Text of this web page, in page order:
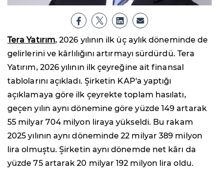
Tera Yatırım, 2026 yılının ilk üç aylık döneminde de
gelirlerini ve kârlılığını artırmayı sürdürdü. Tera
Yatırım, 2026 yılının ilk çeyreğine ait finansal
tablolarını açıkladı. Şirketin KAP'a yaptığı
açıklamaya göre ilk çeyrekte toplam hasılatı,
geçen yılın aynı dönemine göre yüzde 149 artarak
55 milyar 704 milyon liraya yükseldi. Bu rakam
2025 yılının aynı döneminde 22 milyar 389 milyon
lira olmuştu. Şirketin aynı dönemde net kârı da
yüzde 75 artarak 20 milyar 192 milyon lira oldu.